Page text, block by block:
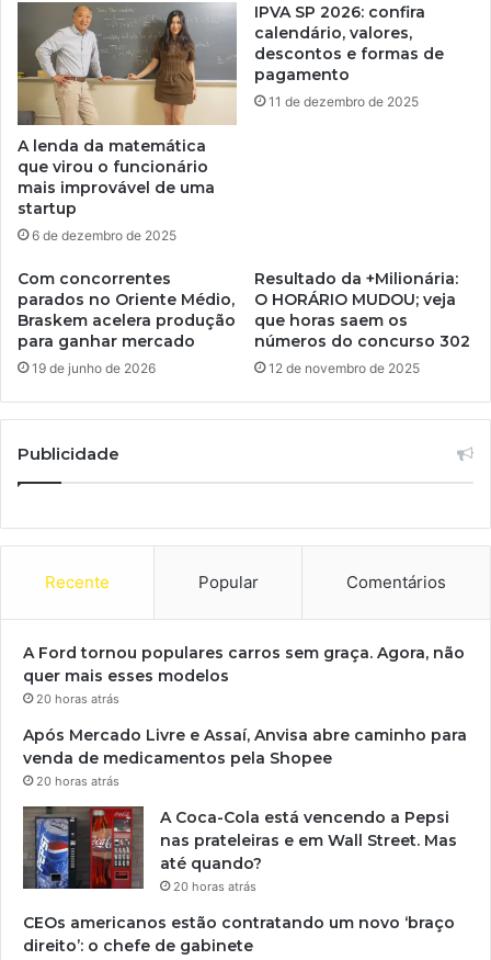
A lenda da matemática
que virou o funcionário
mais improvável de uma
startup
6 de dezembro de 2025
IPVA SP 2026: confira
calendário, valores,
descontos e formas de
pagamento
11 de dezembro de 2025
Com concorrentes
parados no Oriente Médio,
Braskem acelera produção
para ganhar mercado
19 de junho de 2026
Resultado da +Milionária:
O HORÁRIO MUDOU; veja
que horas saem os
números do concurso 302
12 de novembro de 2025
Publicidade
Recente Popular Comentários
A Ford tornou populares carros sem graça. Agora, não
quer mais esses modelos
20 horas atrás
Após Mercado Livre e Assaí, Anvisa abre caminho para
venda de medicamentos pela Shopee
20 horas atrás
A Coca-Cola está vencendo a Pepsi
nas prateleiras e em Wall Street. Mas
até quando?
20 horas atrás
CEOs americanos estão contratando um novo ‘braço
direito’: o chefe de gabinete